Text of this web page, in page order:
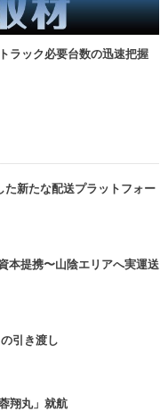
ラック必要台数の迅速把握
新たな配送プラットフォー
本提携〜山陰エリアへ実運送
引き渡し
翔丸」就航